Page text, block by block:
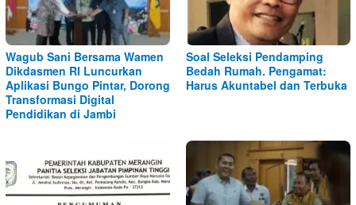
Wagub Sani Bersama Wamen
Dikdasmen RI Luncurkan
Aplikasi Bungo Pintar, Dorong
Transformasi Digital
Pendidikan di Jambi
Soal Seleksi Pendamping
Bedah Rumah. Pengamat:
Harus Akuntabel dan Terbuka